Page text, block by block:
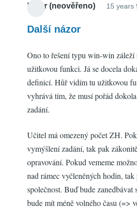
Libor (neověřeno) 15 years
Další názor
Ono to řešení typu win-win záleží
užitkovou funkci. Já se docela
definicí. Hůř vidím tu užitkovou
vyhrává tím, že musí pořád
zadání.
Učitel má omezený počet ZH.
vymýšlení zadání, tak pak
opravování. Pokud vememe
nad rámec vyčleněných hodin,
společnost. Buď bude
bude mít méně volného času (=>